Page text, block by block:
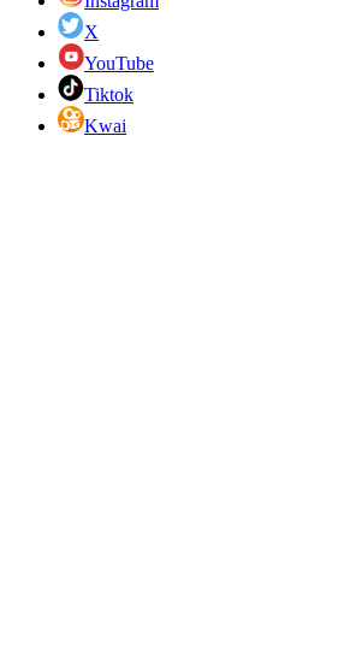
X
YouTube
Tiktok
Kwai